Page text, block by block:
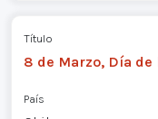
Título
8 de Marzo, Día
País